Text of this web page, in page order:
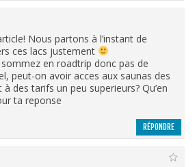
Nous partons à l’instant de
ces lacs justement
en roadtrip donc pas de
peut-on avoir acces aux saunas des
des tarifs un peu superieurs? Qu’en
ta reponse
RÉPONDRE